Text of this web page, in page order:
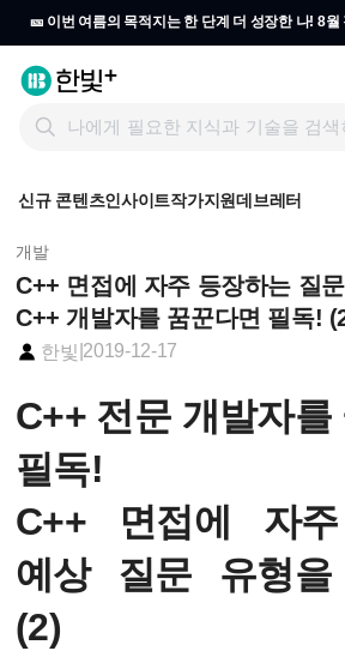
🎫 이번 여름의 목적지는 한 단계 더 성장한 나! 8월
신규 콘텐츠인사이트작가지원데브레터
개발
C++ 면접에 자주 등장하는 질
C++ 개발자를 꿈꾼다면 필독!
한빛 2019-12-17
C++ 전문 개발자를
필독!
C++ 면접에 자
예상 질문 유형을
(2)